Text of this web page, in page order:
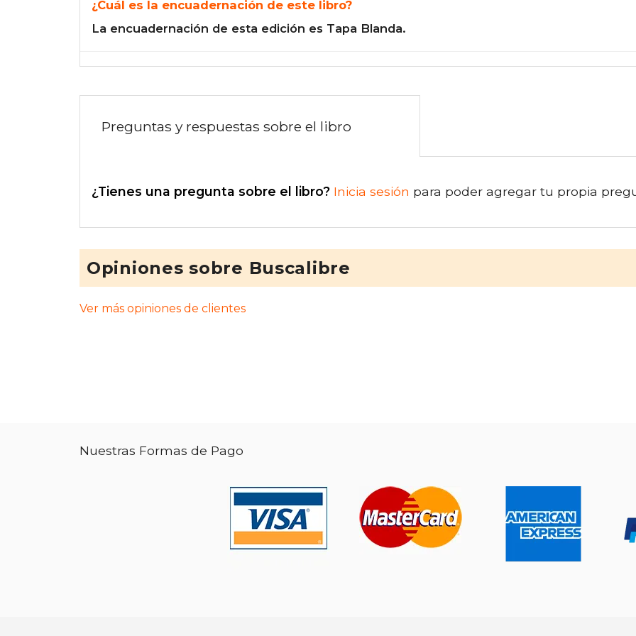
¿Cuál es la encuadernación de este libro?
La encuadernación de esta edición es Tapa Blanda.
Preguntas y respuestas sobre el libro
¿Tienes una pregunta sobre el libro? Inicia sesión para poder agregar tu propia
Opiniones sobre Buscalibre
Ver más opiniones de clientes
Nuestras Formas de Pago